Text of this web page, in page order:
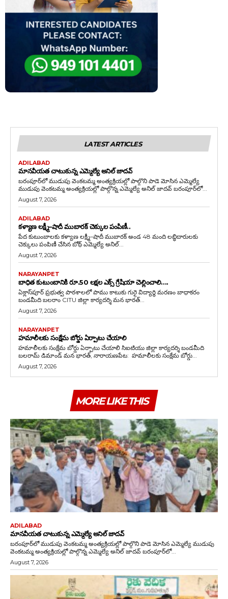
LATEST ARTICLES
ADILABAD
మానవీయత చాటుకున్న ఎమ్మెల్యే అనిల్ జాదవ్
బరంపూర్‌లో ముడుపు వెంకటమ్మ అంత్యక్రియల్లో పాల్గొని పాడె మోసిన ఎమ్మెల్యే
ముడుపు వెంకటమ్మ అంత్యక్రియల్లో పాల్గొన్న ఎమ్మెల్యే అనిల్ జాదవ్ బరంపూర్‌లో...
August 7, 2026
ADILABAD
కళ్యాణ లక్ష్మీ–షాదీ ముబారక్ చెక్కుల పంపిణీ..
పేద కుటుంబాలకు కళ్యాణ లక్ష్మీ–షాదీ ముబారక్ అండ 48 మంది లబ్ధిదారులకు
చెక్కులు పంపిణీ చేసిన బోథ్ ఎమ్మెల్యే అనిల్...
August 7, 2026
NARAYANPET
బాధిత కుటుంబానికి రూ.50 లక్షల ఎక్స్ గ్రేషియా చెల్లించాలి….
ఏక్లాస్‌పూర్ ప్రభుత్వ పాఠశాలలో పాము కాటుకు గురై విద్యార్థి మరణం బాధాకరం
బండమీది బలరాం CITU జిల్లా కార్యదర్శి మన భారత్...
August 7, 2026
NARAYANPET
హమాలీలకు సంక్షేమ బోర్డు ఏర్పాటు చేయాలి
హమాలీలకు సంక్షేమ బోర్డు ఏర్పాటు చేయాలి సిఐటియు జిల్లా కార్యదర్శి బండమీది
బలరామ్ డిమాండ్ మన భారత్, నారాయణపేట: హమాలీలకు సంక్షేమ బోర్డు...
August 7, 2026
MORE LIKE THIS
ADILABAD
మానవీయత చాటుకున్న ఎమ్మెల్యే అనిల్ జాదవ్
బరంపూర్‌లో ముడుపు వెంకటమ్మ అంత్యక్రియల్లో పాల్గొని పాడె మోసిన ఎమ్మెల్యే ముడుపు
వెంకటమ్మ అంత్యక్రియల్లో పాల్గొన్న ఎమ్మెల్యే అనిల్ జాదవ్ బరంపూర్‌లో...
August 7, 2026